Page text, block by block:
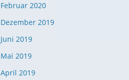
Februar 2020
Dezember 2019
Juni 2019
Mai 2019
April 2019